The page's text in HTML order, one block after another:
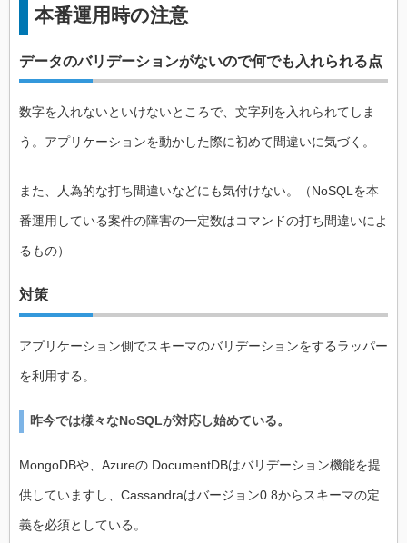
本番運用時の注意
データのバリデーションがないので何でも入れられる点
数字を入れないといけないところで、文字列を入れられてしま
う。アプリケーションを動かした際に初めて間違いに気づく。
また、人為的な打ち間違いなどにも気付けない。（NoSQLを本
番運用している案件の障害の一定数はコマンドの打ち間違いによ
るもの）
対策
アプリケーション側でスキーマのバリデーションをするラッパー
を利用する。
昨今では様々なNoSQLが対応し始めている。
MongoDBや、Azureの DocumentDBはバリデーション機能を提
供していますし、Cassandraはバージョン0.8からスキーマの定
義を必須としている。